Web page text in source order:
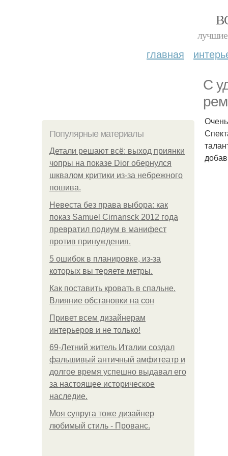
лучшие
главная
С
Популярные материалы
Детали решают всё: выход приянки
чопры на показе Dior обернулся
шквалом критики из-за небрежного
пошива.
Невеста без права выбора: как
показ Samuel Cirnansck 2012 года
превратил подиум в манифест
против принуждения.
5 ошибок в планировке, из-за
которых вы теряете метры.
Как поставить кровать в спальне.
Влияние обстановки на сон
Привет всем дизайнерам
интерьеров и не только!
69-Летний житель Италии создал
фальшивый античный амфитеатр и
долгое время успешно выдавал его
за настоящее историческое
наследие.
Моя супруга тоже дизайнер
любимый стиль - Прованс.